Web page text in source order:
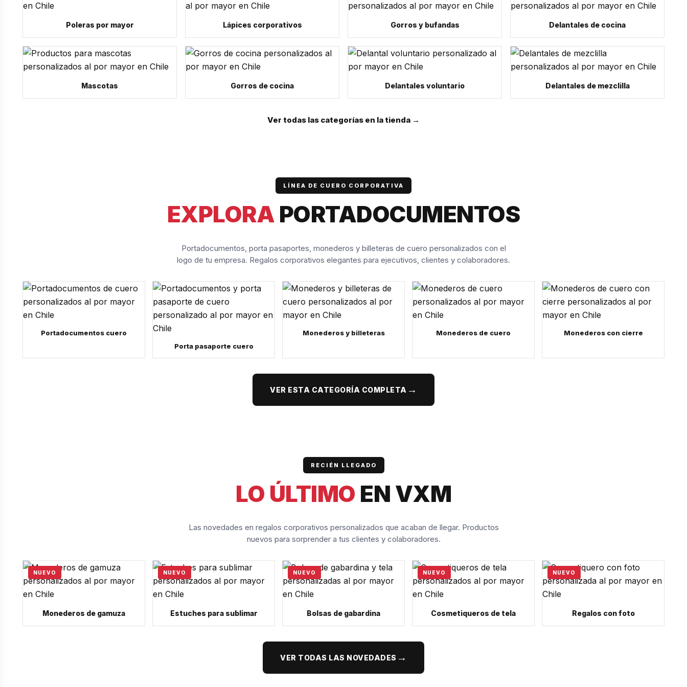
Poleras por mayor Lápices corporativos Gorros y bufandas Delantales de cocina
Mascotas Gorros de cocina Delantales voluntario Delantales de mezclilla
Ver todas las categorías en la tienda →
LÍNEA DE CUERO CORPORATIVA
EXPLORA PORTADOCUMENTOS
Portadocumentos, porta pasaportes, monederos y billeteras de cuero personalizados con el
logo de tu empresa. Regalos corporativos elegantes para ejecutivos, clientes y colaboradores.
Portadocumentos cuero
Porta pasaporte cuero
Monederos y billeteras Monederos de cuero Monederos con cierre
VER ESTA CATEGORÍA COMPLETA →
RECIÉN LLEGADO
LO ÚLTIMO EN VXM
Las novedades en regalos corporativos personalizados que acaban de llegar. Productos
nuevos para sorprender a tus clientes y colaboradores.
NUEVO
Monederos de gamuza
NUEVO
Estuches para sublimar
NUEVO
Bolsas de gabardina
NUEVO
Cosmetiqueros de tela
NUEVO
Regalos con foto
VER TODAS LAS NOVEDADES →